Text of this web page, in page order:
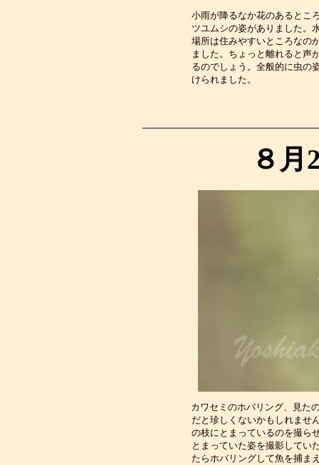
小雨が降るなか花のあるとこ
ツユムシの姿がありました。
場所は住みやすいところなの
ました。ちょっと離れると声
るのでしょう。全般的に虫の
けら
８月
カワセミのホバリング、見た
だと珍しくないかもしれませ
の枝にとまっているのを撮ら
とまっていた姿を撮影してい
たらホバリングして魚を捕ま